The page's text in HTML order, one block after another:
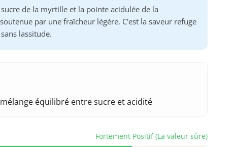
de la myrtille et la pointe acidulée de la
par une fraîcheur légère. C'est la saveur refuge
lassitude.
équilibré entre sucre et acidité
Fortement Positif (La valeur sûre)